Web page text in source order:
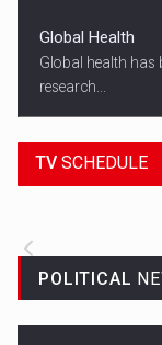
Global Health
Global health has
research...
TV SCHEDULE
18:45
ALL THE
POLITICAL